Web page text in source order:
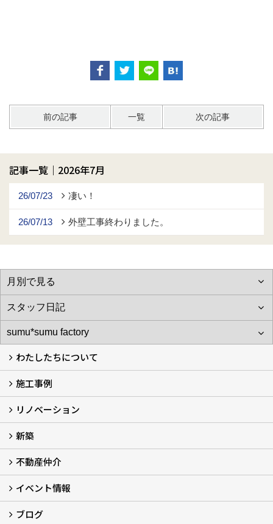
前の記事 一覧 次の記事
記事一覧｜2026年7月
26/07/23 凄い！
26/07/13 外壁工事終わりました。
わたしたちについて
わたしたちについて…
会社概要
スタッフ紹介
アフターサポート
自社大工のつくる家
ショールーム
施工事例
施工実例
お客様の声
リノベーション
再生良家の家づくり (2)
戸建住宅リノベーション
リフォーム
住まいの補助金2026 (7)
新築
LaLaCASAの家
家づくりの流れ
新築モデルハウスモニター募集
不動産仲介
不動産仲介
中古物件リノベーションの流れ
不動産情報
イベント情報
イベント予告
イベント報告
ブログ